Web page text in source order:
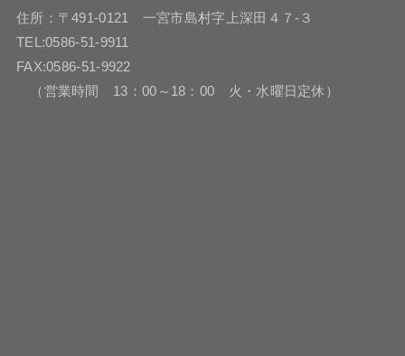
住所：〒491-0121 一宮市島村字上深田４７-３
TEL:0586-51-9911
FAX:0586-51-9922
（営業時間 13：00～18：00 火・水曜日定休）